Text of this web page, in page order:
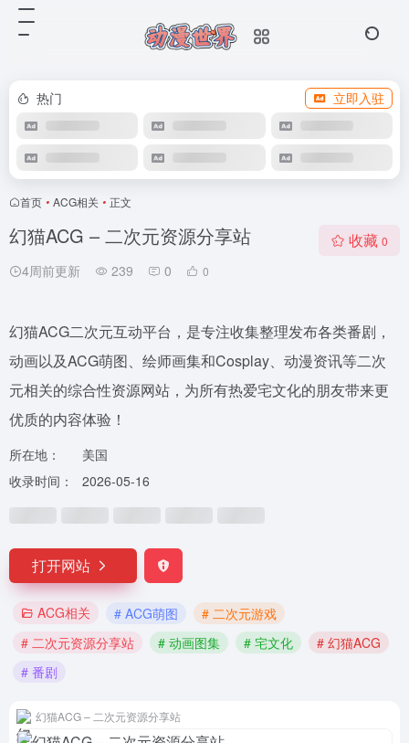
热门 立即入驻
首页 • ACG相关 • 正文
幻猫ACG – 二次元资源分享站
4周前更新 239 0 0
收藏 0
幻猫ACG二次元互动平台，是专注收集整理发布各类番剧，
动画以及ACG萌图、绘师画集和Cosplay、动漫资讯等二次
元相关的综合性资源网站，为所有热爱宅文化的朋友带来更
优质的内容体验！
所在地：
美国
收录时间：
2026-05-16
打开网站
ACG相关 # ACG萌图
# 二次元游戏
# 二次元资源分享站
# 动画图集 # 宅文化
# 幻猫ACG
# 番剧
幻猫ACG – 二次元资源分享站